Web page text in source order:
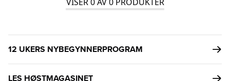
12 UKERS NYBEGYNNERPROGRAM
LES HØSTMAGASINET